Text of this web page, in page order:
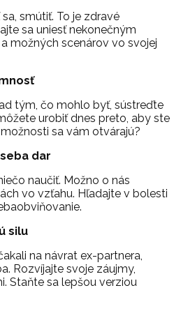
smútiť. To je zdravé
sa uniesť nekonečným
možných scenárov vo svojej
tým, čo mohlo byť, sústreďte
urobiť dnes preto, aby ste
sa vám otvárajú?
dar
naučiť. Možno o nás
vo vzťahu. Hľadajte v bolesti
silu
na návrat ex-partnera,
Rozvíjajte svoje záujmy,
Staňte sa lepšou verziou